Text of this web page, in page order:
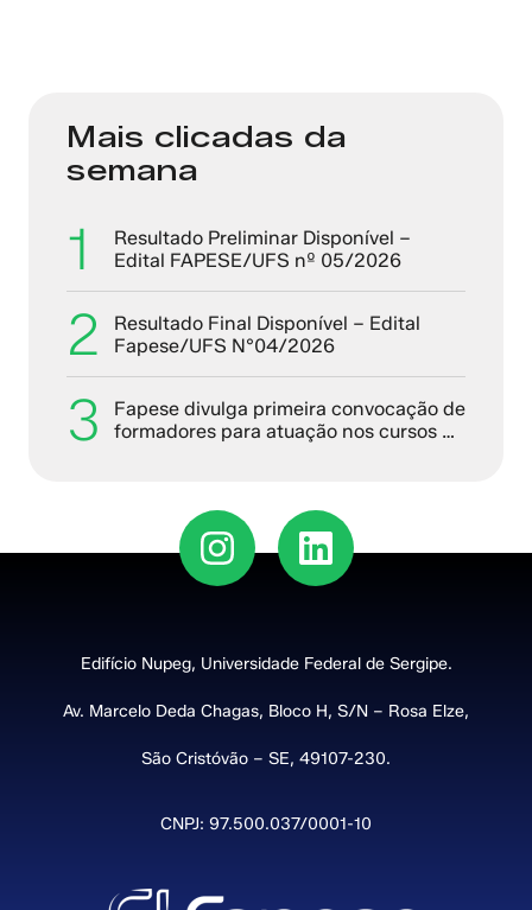
Mais clicadas da
semana
1
Resultado Preliminar Disponível –
Edital FAPESE/UFS nº 05/2026
2
Resultado Final Disponível – Edital
Fapese/UFS N°04/2026
3
Fapese divulga primeira convocação de
formadores para atuação nos cursos de
Edifício Nupeg, Universidade Federal de Sergipe.
Av. Marcelo Deda Chagas, Bloco H, S/N – Rosa Elze,
São Cristóvão – SE, 49107-230.
CNPJ: 97.500.037/0001-10​